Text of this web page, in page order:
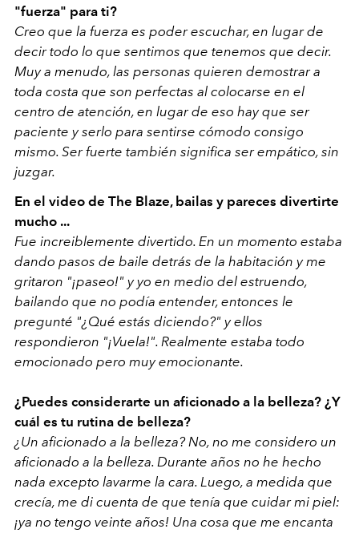
"fuerza" para ti?
Creo que la fuerza es poder escuchar, en lugar de
decir todo lo que sentimos que tenemos que decir.
Muy a menudo, las personas quieren demostrar a
toda costa que son perfectas al colocarse en el
centro de atención, en lugar de eso hay que ser
paciente y serlo para sentirse cómodo consigo
mismo. Ser fuerte también significa ser empático, sin
juzgar.
En el video de The Blaze, bailas y pareces divertirte
mucho ...
Fue increiblemente divertido. En un momento estaba
dando pasos de baile detrás de la habitación y me
gritaron "¡paseo!" y yo en medio del estruendo,
bailando que no podía entender, entonces le
pregunté "¿Qué estás diciendo?" y ellos
respondieron "¡Vuela!". Realmente estaba todo
emocionado pero muy emocionante.
¿Puedes considerarte un aficionado a la belleza? ¿Y
cuál es tu rutina de belleza?
¿Un aficionado a la belleza? No, no me considero un
aficionado a la belleza. Durante años no he hecho
nada excepto lavarme la cara. Luego, a medida que
crecía, me di cuenta de que tenía que cuidar mi piel:
¡ya no tengo veinte años! Una cosa que me encanta